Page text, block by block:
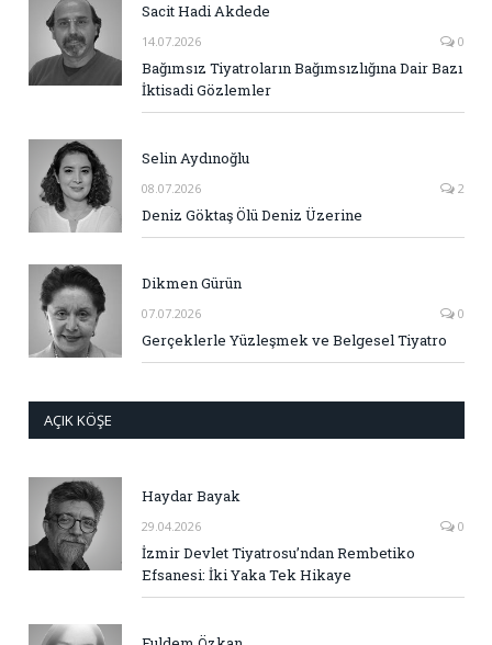
Sacit Hadi Akdede
14.07.2026 0
Bağımsız Tiyatroların Bağımsızlığına Dair Bazı
İktisadi Gözlemler
Selin Aydınoğlu
08.07.2026 2
Deniz Göktaş Ölü Deniz Üzerine
Dikmen Gürün
07.07.2026 0
Gerçeklerle Yüzleşmek ve Belgesel Tiyatro
AÇIK KÖŞE
Haydar Bayak
29.04.2026 0
İzmir Devlet Tiyatrosu’ndan Rembetiko
Efsanesi: İki Yaka Tek Hikaye